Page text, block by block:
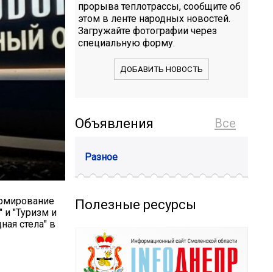
и "Туризм и
стела" в
прорыва теплотрассы, сообщите об
этом в ленте народных новостей.
Загружайте фотографии через
специальную форму.
ДОБАВИТЬ НОВОСТЬ
Все
Объявления
Разное
Полезные ресурсы